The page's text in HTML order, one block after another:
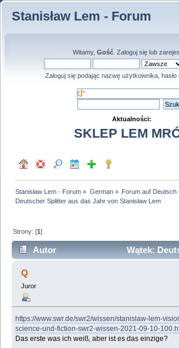
Stanisław Lem - Forum
Witamy, Gość. Zaloguj sięlub
Zaloguj się podając nazwę użytkownika, hasło
Aktualności:
SKLEP LEM
Stanisław Lem - Forum » German» Forum auf Deutsch
Deutscher Splitter aus das Jahr von Stanisław Lem
Strony: [1]
Autor
Wątek:
aus das Jahr von Stanisław Lem
razy)
Q
Juror
https://www.swr.de/swr2/wissen/stanislaw-lem-
science-und-fiction-swr2-wissen-2021-09-10-
Das erste was ich weiß, aber ist es das einzige?